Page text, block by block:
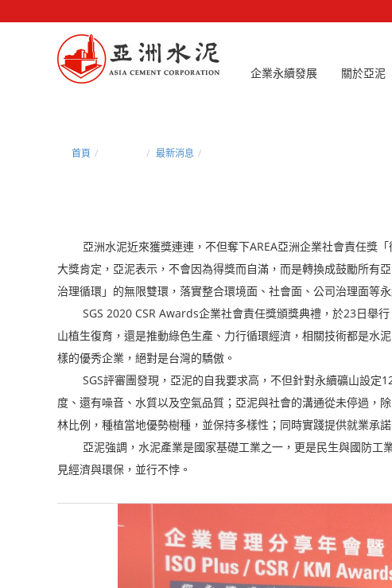
企業永續發展 關於亞泥
首頁 最新消息
亞洲水泥近來獲獎連連，不但奪下AREA亞洲企業社會責任獎「
大獎肯定，亞泥表示，不會因為得獎而自滿，而是轉換成鼓勵所有
治理循環」的無限雙環，落實整合環境面、社會面、公司治理面等
SGS 2020 CSR Awards企業社會責任獎頒獎典禮，於23日舉行
山植生復育，還是推動綠色生產、力行循環經濟，相關技術都是水
樣的優秀企業，絕對是台灣的驕傲。
SGS評審團發現，亞泥的自我要求高，不但針對永續礦山設定
度、還有噪音、水質以及空氣品質；亞泥與社會的溝通從未停過，
林比例，種植當地優勢樹種，並保持多樣性；同時實踐提供就業承
亞泥強調，水泥產業是國家基礎工業之一，更是民生與國防工
見經濟與環保，並行不悖。